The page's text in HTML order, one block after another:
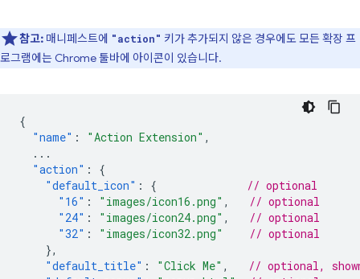
참고: 매니페스트에 "action" 키가 추가되지 않은 경우에도 모든 확장 프
로그램에는 Chrome 툴바에 아이콘이 있습니다.
{
"name" : "Action Extension" ,
...
"action" :
{
"default_icon" : {
// optional
"16" : "images/icon16.png" ,
// optional
"24" : "images/icon24.png" ,
// optional
"32" : "images/icon32.png"
// optional
},
"default_title" : "Click Me" ,
// optional,